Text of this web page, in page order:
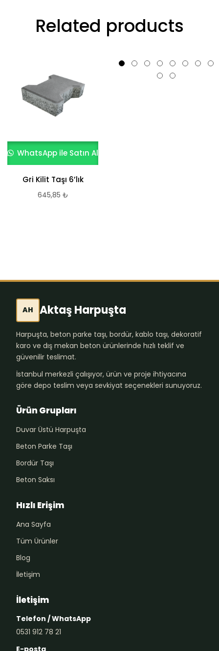
Related products
WhatsApp ile Satın Al
Gri Kilit Taşı 6’lık
645,85 ₺
AH Aktaş Harpuşta
Harpuşta, beton parke taşı, bordür, kablo taşı, dekoratif
karo ve dış mekan beton ürünlerinde hızlı teklif ve
güvenilir teslimat.
İstanbul merkezli çalışıyor, ürün ve proje ihtiyacına
göre depo teslim veya sevkiyat seçenekleri sunuyoruz.
Ürün Grupları
Duvar Üstü Harpuşta
Beton Parke Taşı
Bordür Taşı
Beton Saksı
Hızlı Erişim
Ana Sayfa
Tüm Ürünler
Blog
İletişim
İletişim
Telefon / WhatsApp
0531 912 78 21
E-posta